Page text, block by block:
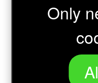
Only